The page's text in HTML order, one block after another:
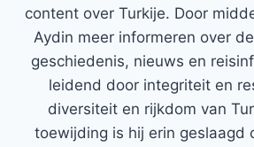
content over Turkije. Door
Aydin meer informeren over
geschiedenis, nieuws en
leidend door integriteit en
diversiteit en rijkdom van
toewijding is hij erin geslaagd